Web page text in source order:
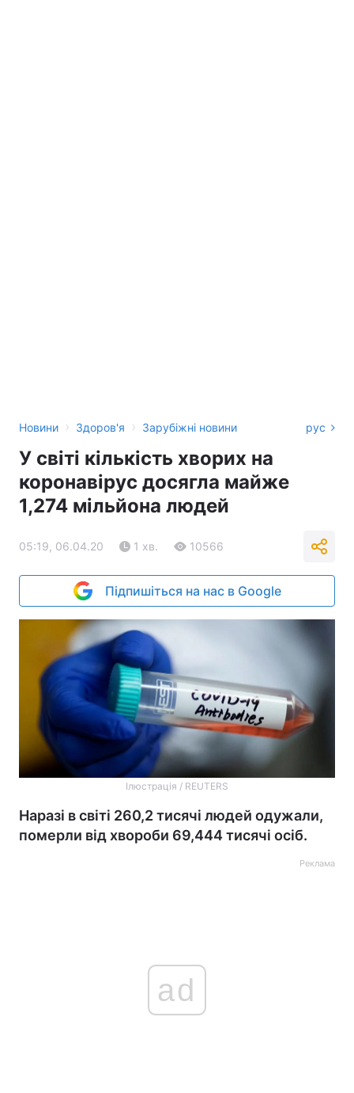
Новини › Здоров'я › Зарубіжні новини рус
У світі кількість хворих на
коронавірус досягла майже
1,274 мільйона людей
05:19, 06.04.20 1 хв. 10566
Підпишіться на нас в Google
Ілюстрація / REUTERS
Наразі в світі 260,2 тисячі людей одужали,
померли від хвороби 69,444 тисячі осіб.
Реклама
ad